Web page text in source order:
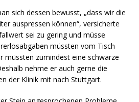
sich dessen bewusst, „dass wir die
auspressen können“, versicherte
sei zu gering und müsse
müssten vom Tisch
müssten zumindest eine schwarze
nehme er auch gerne die
der Klinik mit nach Stuttgart.